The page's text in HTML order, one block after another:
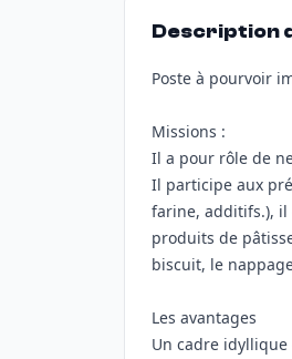
Description
Poste à pourvoir
Missions :
Il a pour rôle de
Il participe aux
farine, additifs.), il
produits de
biscuit, le
Les avantages
Un cadre